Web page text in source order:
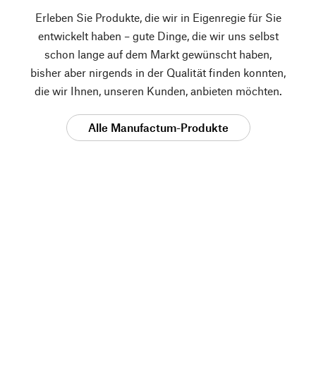
Erleben Sie Produkte, die wir in Eigenregie für Sie
entwickelt haben – gute Dinge, die wir uns selbst
schon lange auf dem Markt gewünscht haben,
bisher aber nirgends in der Qualität finden konnten,
die wir Ihnen, unseren Kunden, anbieten möchten.
Alle Manufactum-Produkte